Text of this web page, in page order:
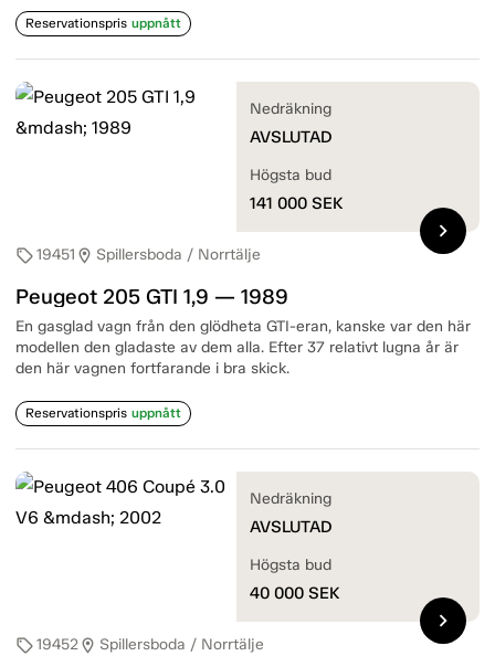
Reservationspris uppnått
sell19451 location_on Spillersboda / Norrtälje
Peugeot 205 GTI 1,9 — 1989
En gasglad vagn från den glödheta GTI-eran, kanske var den här
modellen den gladaste av dem alla. Efter 37 relativt lugna år är
den här vagnen fortfarande i bra skick.
Reservationspris uppnått
Nedräkning
AVSLUTAD
Högsta bud
141 000 SEK
chevron_right
sell19452location_on Spillersboda / Norrtälje
Nedräkning
AVSLUTAD
Högsta bud
40 000 SEK
chevron_right